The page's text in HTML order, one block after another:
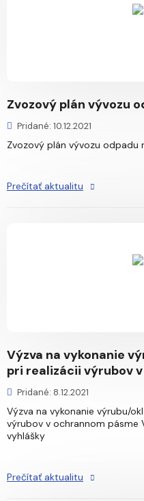
Zvozový plán vývozu
Pridané: 10.12.2021
Zvozový plán vývozu odpadu
Prečítať aktualitu
Výzva na vykonanie
pri realizácii výrubov v
Pridané: 8.12.2021
Výzva na vykonanie výrubu/
výrubov v ochrannom pásme
vyhlášky
Prečítať aktualitu